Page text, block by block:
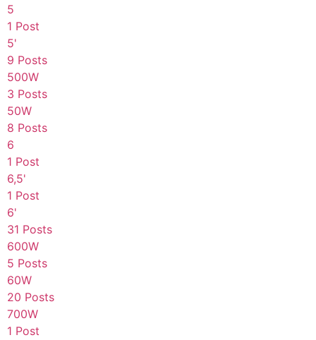
5
1 Post
5'
9 Posts
500W
3 Posts
50W
8 Posts
6
1 Post
6,5'
1 Post
6'
31 Posts
600W
5 Posts
60W
20 Posts
700W
1 Post